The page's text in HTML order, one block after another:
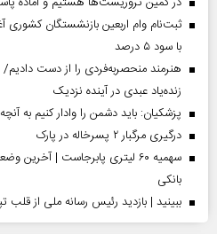
با سود ۵ درصد
زنده‌یاد عبدی در آینده نزدیک
پزشکیان: باید دشمن را وادار کنیم به
درگیری مرگبار ۲ پسرخاله در پارک
سهمیه ۶۰ لیتری پابرجاست |
بانکی
ببینید | بازدید رئیس رسانه ملی از قلب